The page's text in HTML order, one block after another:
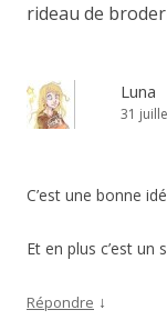
rideau de
Luna
31
C’est une bonne
Et en plus c’est un
Répondre ↓